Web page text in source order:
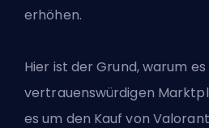
erhöhen.
Hier ist der Grund, warum
vertrauenswürdigen
es um den Kauf von